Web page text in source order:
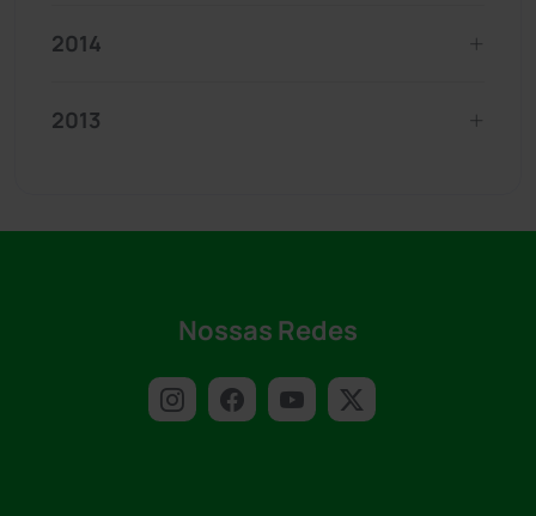
2014
2013
Nossas Redes